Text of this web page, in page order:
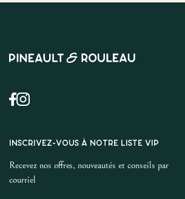
INSCRIVEZ-VOUS À NOTRE LISTE VIP
Recevez nos offres, nouveautés et conseils par
courriel